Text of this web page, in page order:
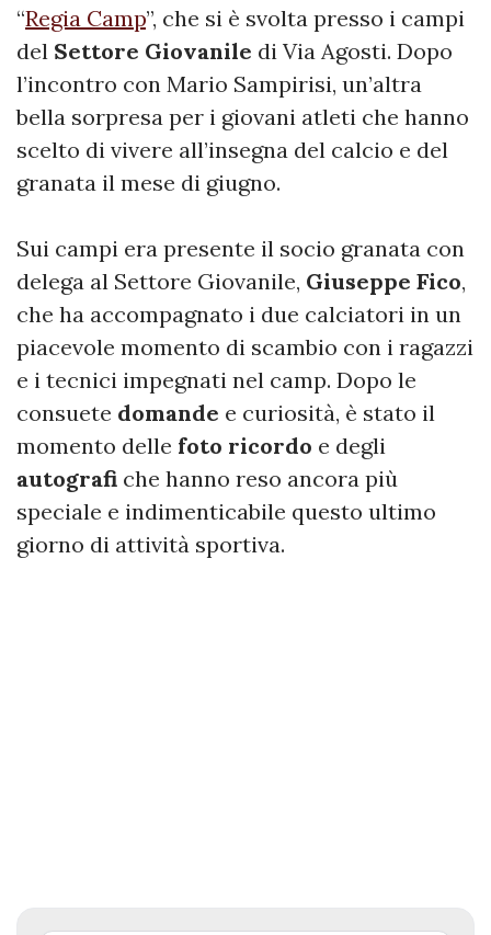
“Regia Camp”, che si è svolta presso i campi
del Settore Giovanile di Via Agosti. Dopo
l’incontro con Mario Sampirisi, un’altra
bella sorpresa per i giovani atleti che hanno
scelto di vivere all’insegna del calcio e del
granata il mese di giugno.
Sui campi era presente il socio granata con
delega al Settore Giovanile, Giuseppe Fico,
che ha accompagnato i due calciatori in un
piacevole momento di scambio con i ragazzi
e i tecnici impegnati nel camp. Dopo le
consuete domande e curiosità, è stato il
momento delle foto ricordo e degli
autografi che hanno reso ancora più
speciale e indimenticabile questo ultimo
giorno di attività sportiva.